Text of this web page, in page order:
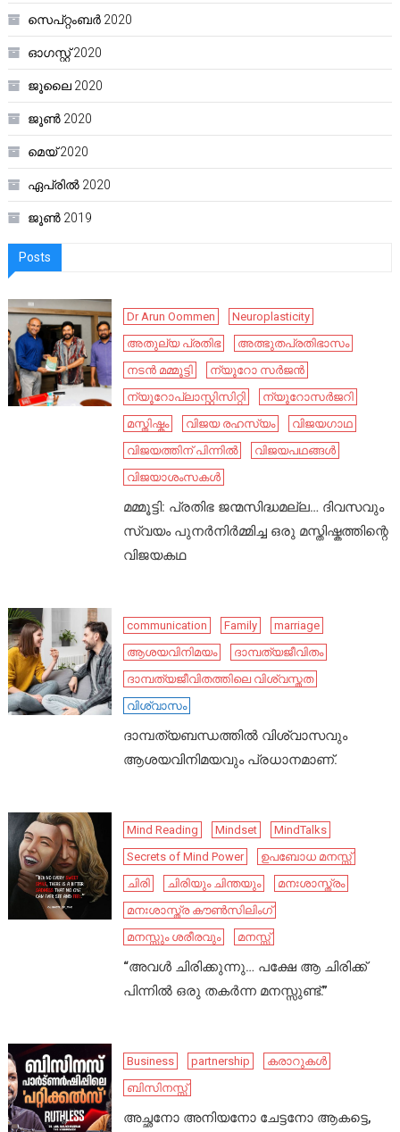
സെപ്റ്റംബർ 2020
ഓഗസ്റ്റ്‌ 2020
ജൂലൈ 2020
ജൂൺ 2020
മെയ്‌ 2020
ഏപ്രിൽ 2020
ജൂൺ 2019
Posts
Dr Arun Oommen
Neuroplasticity
അതുല്യ പ്രതിഭ
അത്ഭുതപ്രതിഭാസം
നടൻ മമ്മൂട്ടി
ന്യൂറോ സർജൻ
ന്യൂറോപ്ലാസ്റ്റിസിറ്റി
ന്യൂറോസർജറി
മസ്തിഷ്കം
വിജയ രഹസ്യം
വിജയഗാഥ
വിജയത്തിന് പിന്നിൽ
വിജയപഥങ്ങൾ
വിജയാശംസകൾ
മമ്മൂട്ടി: പ്രതിഭ ജന്മസിദ്ധമല്ല… ദിവസവും
സ്വയം പുനർനിർമ്മിച്ച ഒരു മസ്തിഷ്കത്തിന്റെ
വിജയകഥ
communication Family
marriage
ആശയവിനിമയം
ദാമ്പത്യജീവിതം
ദാമ്പത്യജീവിതത്തിലെ വിശ്വസ്തത
വിശ്വാസം
ദാമ്പത്യബന്ധത്തിൽ വിശ്വാസവും
ആശയവിനിമയവും പ്രധാനമാണ്.
Mind Reading Mindset
MindTalks
Secrets of Mind Power
ഉപബോധ മനസ്സ്
ചിരി
ചിരിയും ചിന്തയും
മനഃശാസ്ത്രം
മനഃശാസ്ത്ര കൗൺസിലിംഗ്
മനസ്സും ശരീരവും
മനസ്സ്
“അവൾ ചിരിക്കുന്നു… പക്ഷേ ആ ചിരിക്ക്
പിന്നിൽ ഒരു തകർന്ന മനസ്സുണ്ട്.”
Business partnership
കരാറുകൾ
ബിസിനസ്സ്
അച്ഛനോ അനിയനോ ചേട്ടനോ ആകട്ടെ,